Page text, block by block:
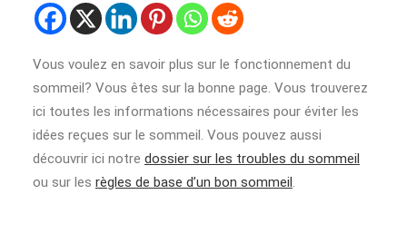
Vous voulez en savoir plus sur le fonctionnement du
sommeil? Vous êtes sur la bonne page. Vous trouverez
ici toutes les informations nécessaires pour éviter les
idées reçues sur le sommeil. Vous pouvez aussi
découvrir ici notre dossier sur les troubles du sommeil
ou sur les règles de base d’un bon sommeil.